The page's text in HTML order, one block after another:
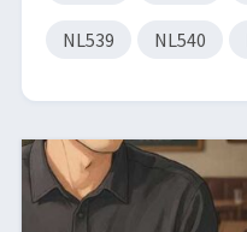
NL539 NL540